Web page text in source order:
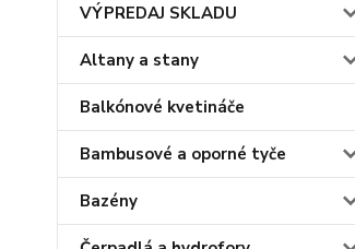
VÝPREDAJ SKLADU
Altany a stany
Balkónové kvetináče
Bambusové a oporné tyče
Bazény